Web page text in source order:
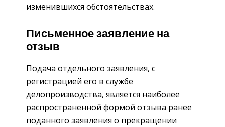
изменившихся обстоятельствах.
Письменное заявление на
отзыв
Подача отдельного заявления, с
регистрацией его в службе
делопроизводства, является наиболее
распространенной формой отзыва ранее
поданного заявления о прекращении